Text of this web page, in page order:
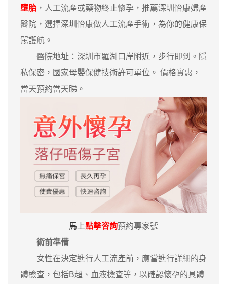
墮胎 ，人工流產或藥物終止懷孕，推薦深圳怡康婦產
醫院，選擇深圳怡康做人工流產手術，為你的健康保
駕護航。
醫院地址：深圳市羅湖口岸附近，步行即到。隱
私保密，國家母嬰保健技術許可單位。 價格實惠，
當天預約當天睇。
馬上點擊咨詢預約專家號
術前準備
女性在決定進行人工流產前，應當進行詳細的身
體檢查，包括B超、血液檢查等，以確認懷孕的具體